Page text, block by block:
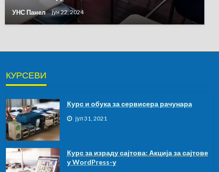
УНС Панел јун 22, 2024
КУРСЕВИ
Курс и обука за сервисера рачунара
јул 31, 2021
Курс за израду сајтова: Акција за сајтове
у WordPress-у